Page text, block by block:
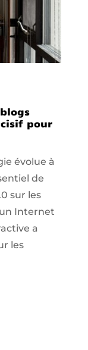
pour
évolue à
de
sur les
Internet
a
les